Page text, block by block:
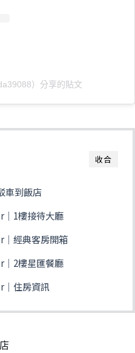
）分享的貼文
收合
車到飯店
1樓接待大廳
經典客房開箱
2樓星匯餐廳
住房資訊